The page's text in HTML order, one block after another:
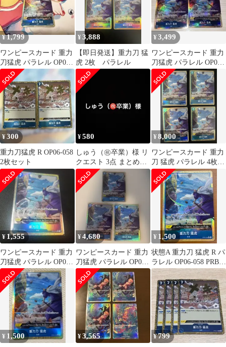
¥1,799
ワンピースカード 重力
刀猛虎 パラレル OP06-
058
¥3,888
【即日発送】重力刀 猛
虎 2枚 パラレル
¥3,499
ワンピースカード 重力
刀猛虎 パラレル OP06-
058
¥300
重力刀猛虎 R OP06-058
2枚セット
¥580
しゅう（㊗️卒業）様 リ
クエスト 3点 まとめ商
品
¥8,000
ワンピースカード 重力
刀 猛虎 パラレル 4枚セ
ット
¥ 1,555
ワンピースカード 重力
刀猛虎 パラレル OP06-
058
¥4,680
ワンピースカード 重力
刀猛虎 パラレル OP06-
058 3枚
¥ 1,500
状態A 重力刀 猛虎 R パ
ラレル OP06-058 PRB02
★ ONE PIECE ワンピ
ースカードゲーム
¥ 1,500 ¥3,565 ¥799